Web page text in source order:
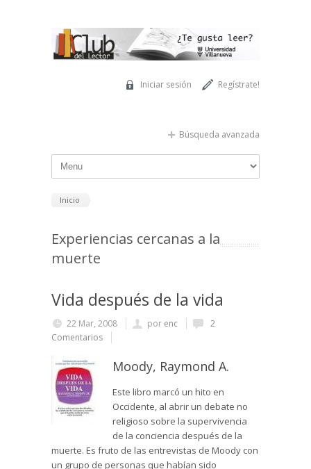
Regístrate!
Iniciar sesión
Búsqueda avanzada
Inicio
Experiencias cercanas a la
muerte
Vida después de la vida
22 Mar, 2008 por enc
2
Comentarios
Moody, Raymond A.
Este libro marcó un hito en
Occidente, al abrir un debate no
religioso sobre la supervivencia
de la conciencia después de la
muerte. Es fruto de las entrevistas de Moody con
un grupo de personas que habían sido